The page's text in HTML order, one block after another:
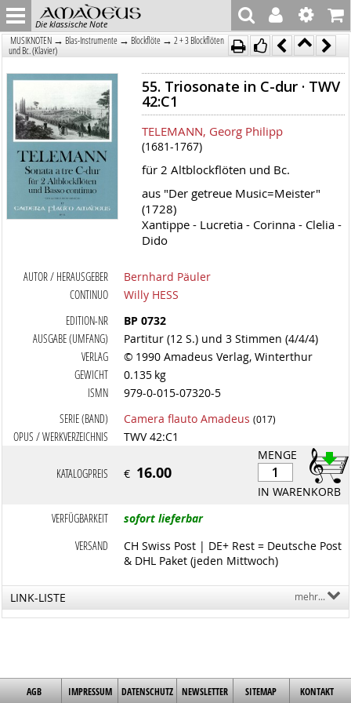
Die klassische Note
MUSIKNOTEN → Blas-Instrumente → Blockflöte → 2 + 3 Blockflöten
und Bc. (Klavier)
55. Triosonate in C-dur · TWV
42:C1
TELEMANN, Georg Philipp
(1681-1767)
für 2 Altblockflöten und Bc.
aus "Der getreue Music=Meister"
(1728)
Xantippe - Lucretia - Corinna - Clelia -
Dido
AUTOR / HERAUSGEBER
Bernhard Päuler
CONTINUO
Willy HESS
EDITION-NR
BP 0732
AUSGABE (UMFANG)
Partitur (12 S.) und 3 Stimmen (4/4/4)
VERLAG
© 1990 Amadeus Verlag, Winterthur
GEWICHT
0.135 kg
ISMN
979-0-015-07320-5
SERIE (BAND)
Camera flauto Amadeus (017)
OPUS / WERKVERZEICHNIS
TWV 42:C1
MENGE
IN WARENKORB
KATALOGPREIS € 16.00
VERFÜGBARKEIT
sofort lieferbar
VERSAND
CH Swiss Post | DE+ Rest = Deutsche Post
& DHL Paket (jeden Mittwoch)
LINK-LISTE mehr...
AGB IMPRESSUM DATENSCHUTZ NEWSLETTER SITEMAP KONTAKT